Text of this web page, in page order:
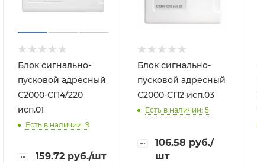
электротехнические
Блок сигнально-
пусковой адресный
С2000-СП4/220
исп.01
Есть в наличии: 9
159.72 руб./шт
Блок сигнально-
пусковой адресный
С2000-СП2 исп.03
Есть в наличии: 5
106.58 руб./
шт